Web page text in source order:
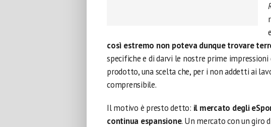
così estremo non poteva dunque trovare
specifiche e di darvi le nostre prime impressioni
prodotto, una scelta che, per i non addetti ai
comprensibile.
Il motivo è presto detto: il mercato degli
continua espansione. Un mercato con un giro